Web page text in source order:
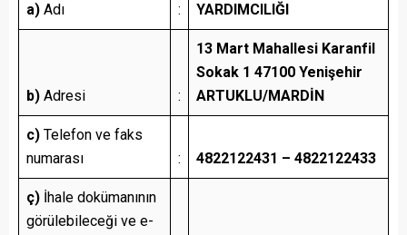
a) Adı :
YARDIMCILIĞI
b) Adresi :
13 Mart Mahallesi Karanfil
Sokak 1 47100 Yenişehir
ARTUKLU/MARDİN
c) Telefon ve faks
numarası
: 4822122431 – 4822122433
ç) İhale dokümanının
görülebileceği ve e-